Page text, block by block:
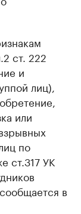
ст. 222
и
лиц),
или
по
ст.317 УК
в